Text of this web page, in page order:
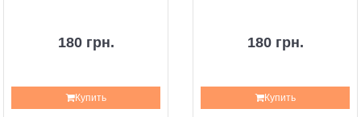
180 грн.
Купить
180 грн.
Купить